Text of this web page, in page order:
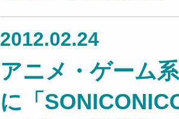
2012.02.24
アニメ・ゲーム
に「